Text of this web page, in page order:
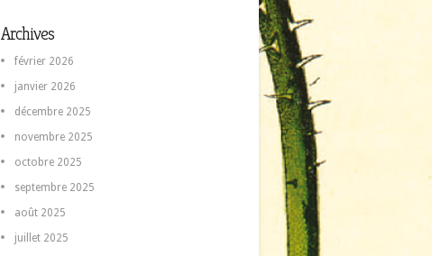
Archives
février 2026
janvier 2026
décembre 2025
novembre 2025
octobre 2025
septembre 2025
août 2025
juillet 2025